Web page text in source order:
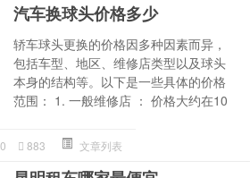
汽车换球头价格多少
轿车球头更换的价格因多种因素而异，
包括车型、地区、维修店类型以及球头
本身的结构等。以下是一些具体的价格
范围： 1. 一般维修店 ： 价格大约在10
0 883 文章列表